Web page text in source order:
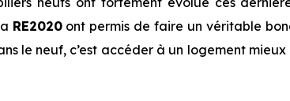
RE2020ont permis de faire un véritable
le neuf, c’est accéder à un logement mieux